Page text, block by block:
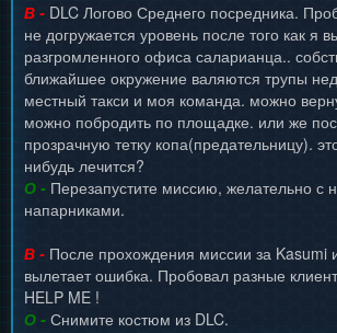
В - DLC Логово Среднего посредника.
не догружается уровень после того как я
разгромленного офиса саларианца..
ближайшее окружение валяются трупы
местный такси и моя команда. можно
можно побродить по площадке. или же
прозрачную тетку копа(предательницу).
нибудь лечится?
О - Перезапустите миссию, желательно с
напарниками.
В - После прохождения миссии за Kasumi
вылетает ошибка. Пробовал разные
HELP ME !
О - Снимите костюм из DLC.